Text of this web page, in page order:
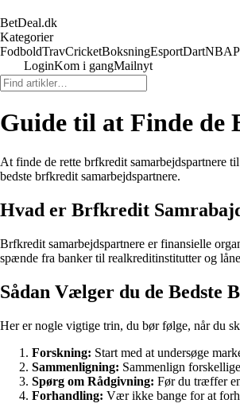
BetDeal.dk
Kategorier
FodboldTravCricketBoksningEsportDartNBA
LoginKom i gangMailnyt
Guide til at Finde de
At finde de rette brfkredit samarbejdspartnere
bedste brfkredit samarbejdspartnere.
Hvad er Brfkredit
Brfkredit samarbejdspartnere er finansielle
spænde fra banker til realkreditinstitutter og
Sådan Vælger du de Bedste
Her er nogle vigtige trin, du bør følge, når du
Forskning: Start med at undersøge
Sammenligning: Sammenlign
Spørg om Rådgivning: Før du træffer
Forhandling: Vær ikke bange for at